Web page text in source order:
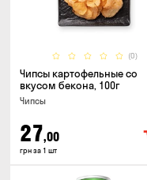
(0)
Чипсы картофельные со
вкусом бекона, 100г
Чипсы
27,00
грн за 1 шт